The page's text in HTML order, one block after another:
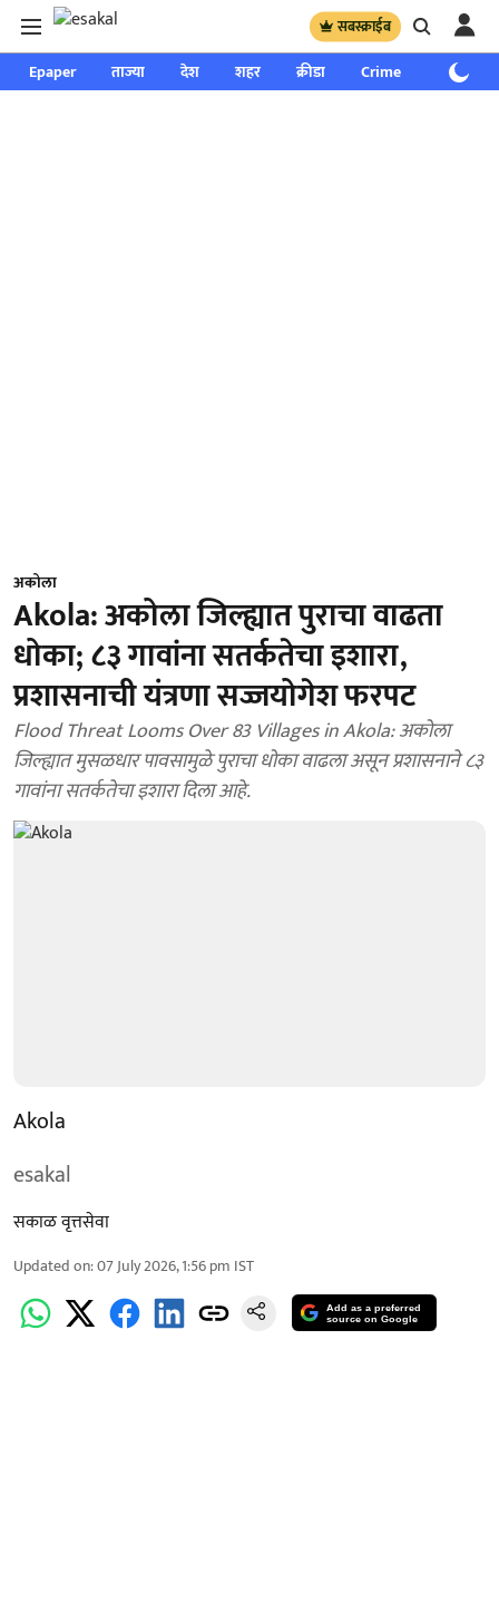
सबस्क्राईब
Epaper ताज्या देश शहर क्रीडा Crime साप्ताहिक
अकोला
Akola: अकोला जिल्ह्यात पुराचा वाढता
धोका; ८३ गावांना सतर्कतेचा इशारा,
प्रशासनाची यंत्रणा सज्जयोगेश फरपट
Flood Threat Looms Over 83 Villages in Akola: अकोला
जिल्ह्यात मुसळधार पावसामुळे पुराचा धोका वाढला असून प्रशासनाने ८३
गावांना सतर्कतेचा इशारा दिला आहे.
Akola
esakal
सकाळ वृत्तसेवा
Updated on:07 July 2026, 1:56 pm IST
Add as a preferred
source on Google